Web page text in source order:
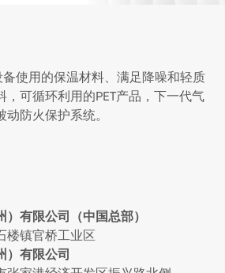
使用的保温材料、满足降噪和轻质
，可循环利用的PET产品，下一代气
防火保护系统。
有限公司（中国总部）
楼镇官桥工业区
）有限公司